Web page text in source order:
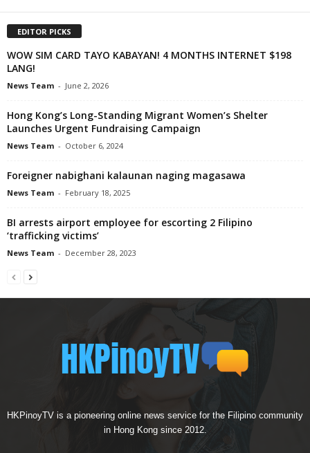
EDITOR PICKS
WOW SIM CARD TAYO KABAYAN! 4 MONTHS INTERNET $198
LANG!
News Team - June 2, 2026
Hong Kong’s Long-Standing Migrant Women’s Shelter
Launches Urgent Fundraising Campaign
News Team - October 6, 2024
Foreigner nabighani kalaunan naging magasawa
News Team - February 18, 2025
BI arrests airport employee for escorting 2 Filipino
‘trafficking victims’
News Team - December 28, 2023
HKPinoyTV is a pioneering online news service for the Filipino community
in Hong Kong since 2012.